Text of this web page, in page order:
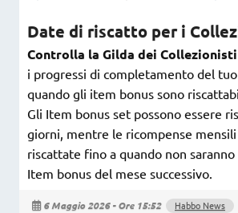
Date di riscatto per i
Controlla la Gilda dei Collezionisti
i progressi di completamento del
quando gli item bonus sono
Gli Item bonus set possono essere
giorni, mentre le ricompense mensili
riscattate fino a quando non
Item bonus del mese successivo.
6 Maggio 2026 - Ore 15:52 Habbo News